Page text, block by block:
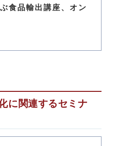
食品輸出講座、オン
に関連するセミナ